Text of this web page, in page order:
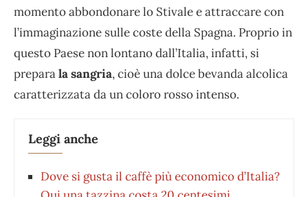
momento abbondonare lo Stivale e attraccare con
l’immaginazione sulle coste della Spagna. Proprio in
questo Paese non lontano dall’Italia, infatti, si
preparala sangria, cioè una dolce bevanda alcolica
caratterizzata da un coloro rosso intenso.
Leggi anche
Dove si gusta il caffè più economico d’Italia?